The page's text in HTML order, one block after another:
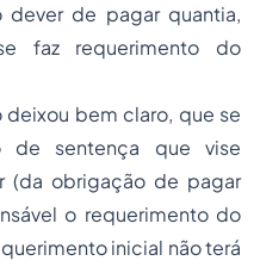
de pagar quantia,
faz requerimento do
bem claro, que se
de sentença que vise
(da obrigação de pagar
o requerimento do
inicial não terá